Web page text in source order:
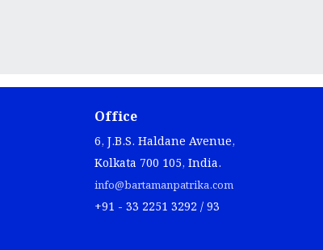
Office
6, J.B.S. Haldane Avenue,
Kolkata 700 105, India.
info@bartamanpatrika.com
+91 - 33 2251 3292 / 93